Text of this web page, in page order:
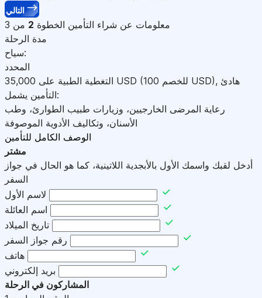
التالي
معلومات عن شراء التأمين الخطوة 2 من 3
مدة الرحلة
سياح:
المحدد
التغطية الطبية على 35,000 USD USD), هادئ
التأمين يشمل:
رعاية المرضى الخارجيين، وزيارات طبيب الطوارئ، وطب
الأسنان، وتكاليف الأدوية الموصوفة
الوصف الكامل للتأمين
مشتر
أدخل لقبك واسمك الأول بالأبجدية اللاتينية، كما هو الحال في جواز
السفر
لاسم الأول
اسم العائلة
تاريخ الميلاد
رقم جواز السفر
هاتف
بريد إلكتروني
المشاركون في الرحلة